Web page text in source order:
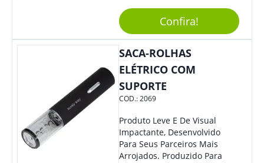
Empresa Em Eventos,
Reuniões Corporativas Ou Até
Mesmo Para Presentear
Colaboradores.
Confira!
SACA-ROLHAS
ELÉTRICO COM
SUPORTE
COD.:2069
Produto Leve E De Visual
Impactante, Desenvolvido
Para Seus Parceiros Mais
Arrojados. Produzido Para